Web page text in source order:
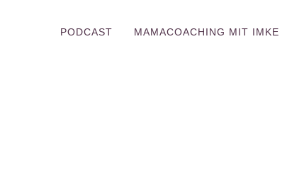
PODCAST MAMACOACHING MIT IMKE